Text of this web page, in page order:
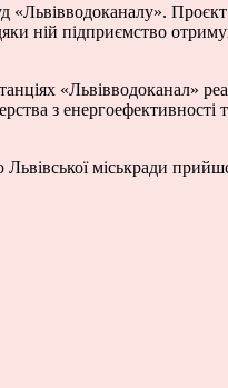
«Львівводоканалу».
ній підприємство
«Львівводоканал»
з енергоефективності
міськради